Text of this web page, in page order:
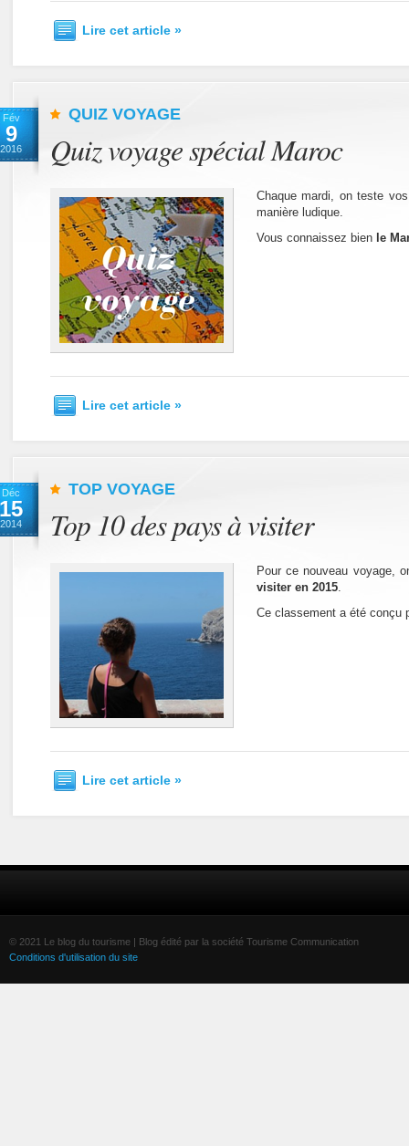
Lire cet article »
Fév
9
2016
QUIZ VOYAGE
Quiz voyage spécial Maroc
Chaque mardi, on teste
manière ludique.
Vous connaissez bien le
Lire cet article »
Déc
15
2014
TOP VOYAGE
Top 10 des pays à visiter
Pour ce nouveau voyage,
visiter en 2015.
Ce classement a été conçu
Lire cet article »
© 2021 Le blog du tourisme | Blog édité par la société Tourisme Communication
Conditions d'utilisation du site